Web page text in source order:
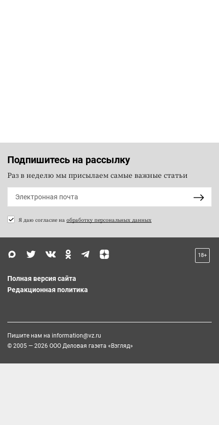
Подпишитесь на рассылку
Раз в неделю мы присылаем самые важные статьи
Я даю согласие на обработку персональных данных
18+
Полная версия сайта
Редакционная политика
Пишите нам на information@vz.ru
© 2005 — 2026 ООО Деловая газета «Взгляд»